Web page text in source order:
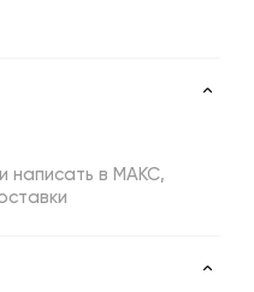
написать в МАКС,